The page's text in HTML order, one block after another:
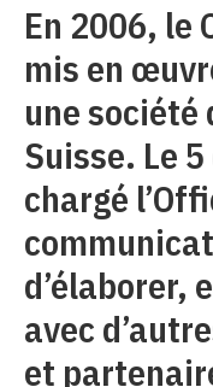
En 2006, le
mis en
une société
Suisse. Le
chargé
d’élaborer,
avec
et